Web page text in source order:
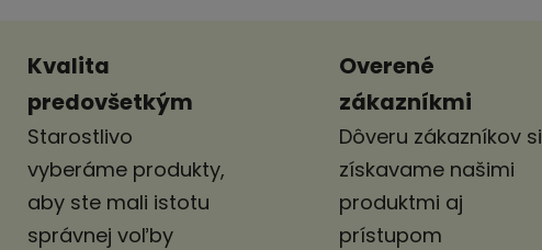
Kvalita
predovšetkým
Starostlivo
vyberáme produkty,
aby ste mali istotu
správnej voľby
Overené
zákazníkmi
Dôveru zákazníkov si
získavame našimi
produktmi aj
prístupom